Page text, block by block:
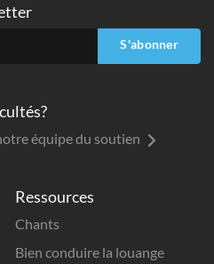
Ressources
Chants
Bien conduire la louange
S'abonner
équipe du soutien